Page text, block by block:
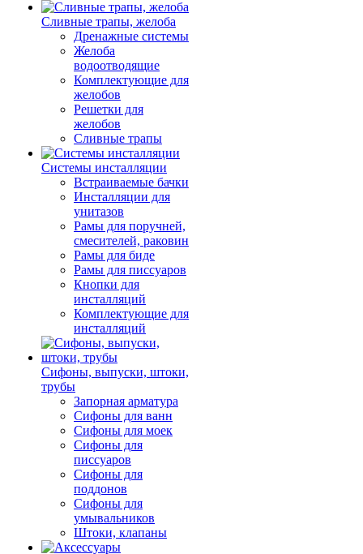
Сливные трапы, желоба
Дренажные системы
Желоба
водоотводящие
Комплектующие для
желобов
Решетки для
желобов
Сливные трапы
Системы инсталляции
Встраиваемые бачки
Инсталляции для
унитазов
Рамы для поручней,
смесителей, раковин
Рамы для биде
Рамы для писсуаров
Кнопки для
инсталляций
Комплектующие для
инсталляций
Сифоны, выпуски, штоки,
трубы
Запорная арматура
Сифоны для ванн
Сифоны для моек
Сифоны для
писсуаров
Сифоны для
поддонов
Сифоны для
умывальников
Штоки, клапаны